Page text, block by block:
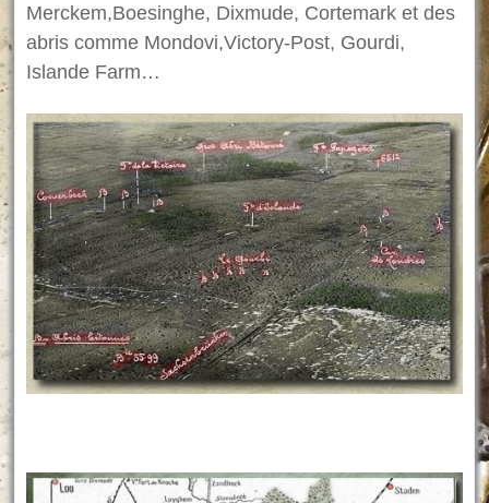
Merckem,Boesinghe, Dixmude, Cortemark et des
abris comme Mondovi,Victory-Post, Gourdi,
Islande Farm…